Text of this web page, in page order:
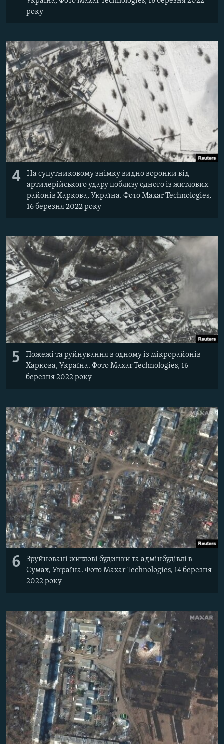
року
4
На супутниковому знімку видно воронки від
артилерійського удару поблизу одного із житлових
районів Харкова, Україна. Фото Maxar Technologies,
16 березня 2022 року
5
Пожежі та руйнування в одному із мікрорайонів
Харкова, Україна. Фото Maxar Technologies, 16
березня 2022 року
6
Зруйновані житлові будинки та адмінбудівлі в
Сумах, Україна. Фото Maxar Technologies, 14 березня
2022 року